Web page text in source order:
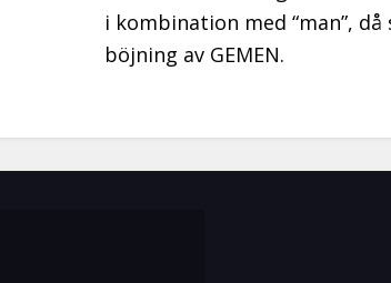
i kombination med “man”,
böjning av GEMEN.